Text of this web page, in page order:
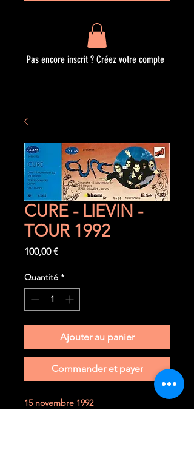
Pas encore inscrit ? Créez votre compte
CURE - LIEVIN -
TOUR 1992
100,00 €Prix
Quantité *
Ajouter au panier
Commander et payer
15 novembre 1992